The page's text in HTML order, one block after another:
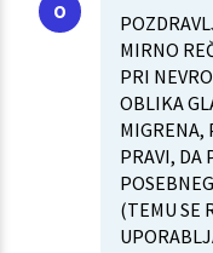
MIRNO
PRI
OBLIKA
MIGRENA,
PRAVI, DA
(TEMU SE